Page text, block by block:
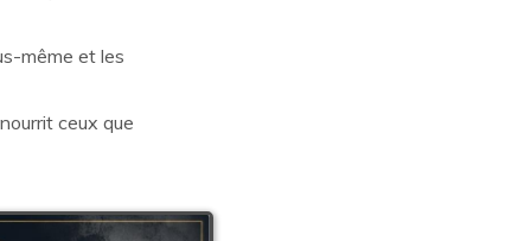
même et les
ceux que